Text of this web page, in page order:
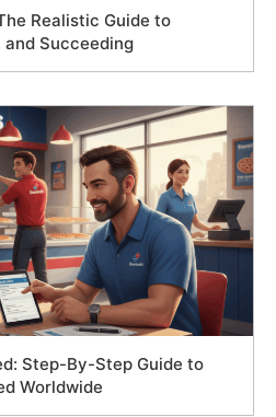
Realistic Guide to
Succeeding
Step-By-Step Guide to
Worldwide